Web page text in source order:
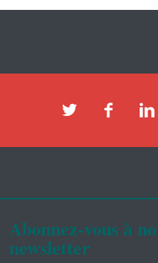
Abonnez-vous à
newsletter